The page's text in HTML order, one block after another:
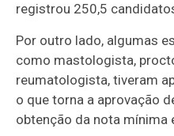
registrou 250,5
Por outro lado, algumas
como mastologista,
reumatologista, tiveram
o que torna a aprovação
obtenção da nota mínima